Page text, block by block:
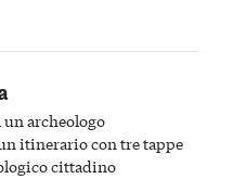
archeologo
itinerario con tre tappe
cittadino